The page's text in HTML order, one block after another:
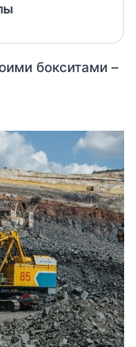
бокситами –